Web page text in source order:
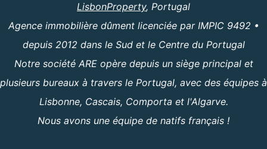
LisbonProperty, Portugal
Agence immobilière dûment licenciée par IMPIC 9492 •
depuis 2012 dans le Sud et le Centre du Portugal
Notre société ARE opère depuis un siège principal et
plusieurs bureaux à travers le Portugal, avec des équipes à
Lisbonne, Cascais, Comporta et l'Algarve.
Nous avons une équipe de natifs français !